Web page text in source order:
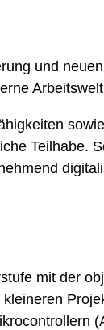
und
Teilhabe.
mit der